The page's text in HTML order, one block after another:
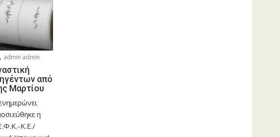
admin admin
από
Μαρτίου
η
Κ.Ε./